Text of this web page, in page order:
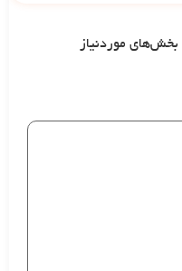
بخش‌های موردنیاز